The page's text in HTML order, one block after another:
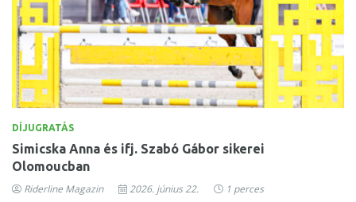
DÍJUGRATÁS
Simicska Anna és ifj. Szabó Gábor sikerei
Olomoucban
Riderline Magazin 2026. június 22. 1 perces